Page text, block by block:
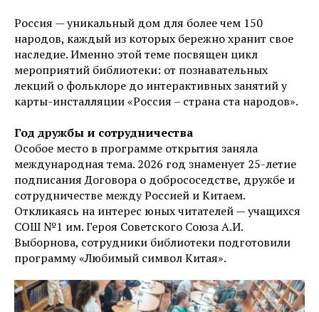
Россия — уникальный дом для более чем 150
народов, каждый из которых бережно хранит свое
наследие. Именно этой теме посвящен цикл
мероприятий библиотеки: от познавательных
лекций о фольклоре до интерактивных занятий у
карты-инсталляции «Россия – страна ста народов».
Год дружбы и сотрудничества
Особое место в программе открытия заняла
международная тема. 2026 год знаменует 25-летие
подписания Договора о добрососедстве, дружбе и
сотрудничестве между Россией и Китаем.
Откликаясь на интерес юных читателей — учащихся
СОШ №1 им. Героя Советского Союза А.И.
Выборнова, сотрудники библиотеки подготовили
программу «Любимый символ Китая».